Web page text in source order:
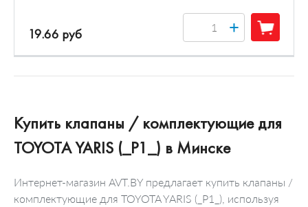
19.66 руб +
Купить клапаны / комплектующие для
TOYOTA YARIS (_P1_) в Минске
Интернет-магазин AVT.BY предлагает купить клапаны /
комплектующие для TOYOTA YARIS (_P1_), используя